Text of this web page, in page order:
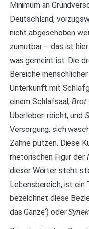
Minimum an
Deutschland,
nicht abgeschoben
zumutbar – das ist
was gemeint ist. Die
Bereiche
Unterkunft mit
einem Schlafsaal, Brot
Überleben reicht, und
Versorgung, sich
Zähne putzen. Diese
rhetorischen Figur der
dieser Wörter steht
Lebensbereich, ist ein
bezeichnet diese
das Ganze‘) oder